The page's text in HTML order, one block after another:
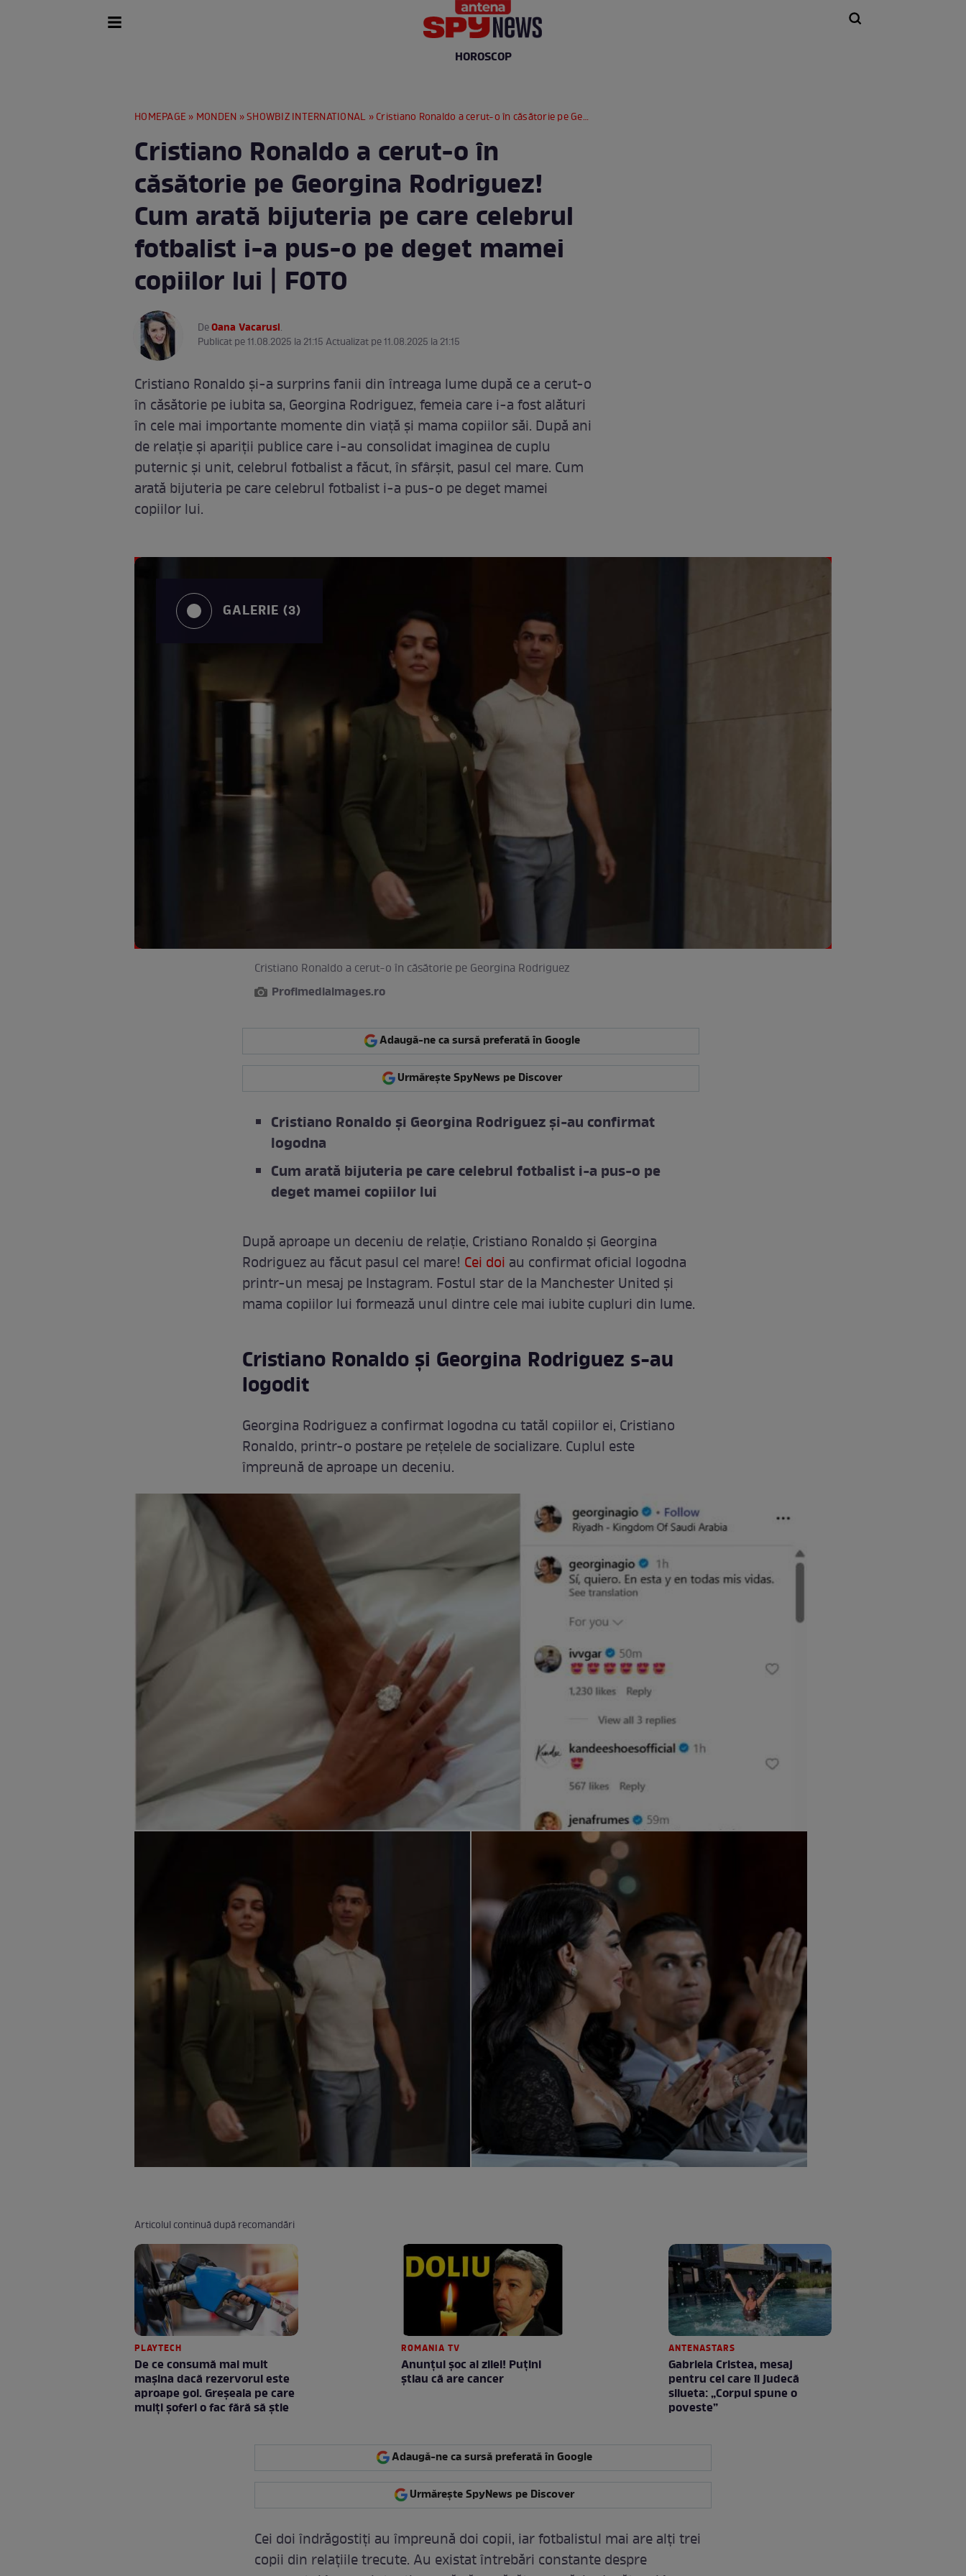
HOROSCOP
HOMEPAGE » MONDEN »SHOWBIZ INTERNATIONAL » Cristiano Ronaldo a cerut-o în căsătorie pe Georgina Rodriguez! Cum arată bijuteria pe care celebrul fotbalist i-a pus-o pe deget mamei copiilor lui | FOTO
Cristiano Ronaldo a cerut-o în
căsătorie pe Georgina Rodriguez!
Cum arată bijuteria pe care celebrul
fotbalist i-a pus-o pe deget mamei
copiilor lui | FOTO
DeOana Vacarusi.
Publicat pe 11.08.2025 la 21:15 Actualizat pe 11.08.2025 la 21:15
Cristiano Ronaldo și-a surprins fanii din întreaga lume după ce a cerut-o
în căsătorie pe iubita sa, Georgina Rodriguez, femeia care i-a fost alături
în cele mai importante momente din viață și mama copiilor săi. După ani
de relație și apariții publice care i-au consolidat imaginea de cuplu
puternic și unit, celebrul fotbalist a făcut, în sfârșit, pasul cel mare. Cum
arată bijuteria pe care celebrul fotbalist i-a pus-o pe deget mamei
copiilor lui.
GALERIE (3)
Cristiano Ronaldo a cerut-o în căsătorie pe Georgina Rodriguez
Profimediaimages.ro
Adaugă-ne ca sursă preferată în Google
Urmărește SpyNews pe Discover
Cristiano Ronaldo și Georgina Rodriguez și-au confirmat
logodna
Cum arată bijuteria pe care celebrul fotbalist i-a pus-o pe
deget mamei copiilor lui
După aproape un deceniu de relație, Cristiano Ronaldo și Georgina
Rodriguez au făcut pasul cel mare! Cei doi au confirmat oficial logodna
printr-un mesaj pe Instagram. Fostul star de la Manchester United și
mama copiilor lui formează unul dintre cele mai iubite cupluri din lume.
Cristiano Ronaldo și Georgina Rodriguez s-au
logodit
Georgina Rodriguez a confirmat logodna cu tatăl copiilor ei, Cristiano
Ronaldo, printr-o postare pe rețelele de socializare. Cuplul este
împreună de aproape un deceniu.
Articolul continuă după recomandări
PLAYTECH
De ce consumă mai mult
mașina dacă rezervorul este
aproape gol. Greșeala pe care
mulți șoferi o fac fără să știe
ROMANIA TV
Anunţul şoc al zilei! Puţini
ştiau că are cancer
ANTENASTARS
Gabriela Cristea, mesaj
pentru cei care îi judecă
silueta: „Corpul spune o
poveste”
Adaugă-ne ca sursă preferată în Google
Urmărește SpyNews pe Discover
Cei doi îndrăgostiți au împreună doi copii, iar fotbalistul mai are alți trei
copii din relațiile trecute. Au existat întrebări constante despre